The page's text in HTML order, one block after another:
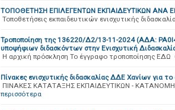
ΤΟΠΟΘΕΤΗΣΗ ΕΠΙΛΕΓΕΝΤΩΝ ΕΚΠΑΙΔΕΥΤΙΚΩΝ ΑΝΑ
Τοποθετήσεις εκπαιδευτικών ενισχυτικής
Τροποποίηση της 136220/Δ2/13-11-2024 (ΑΔΑ:
υποψήφιων διδασκόντων στην Ενισχυτική
Η αρχική πρόσκληση Το έγγραφο τροποποίησης ΕΔΩ
Πίνακες ενισχυτικής διδασκαλίας ΔΔΕ Χανίων για
ΠΙΝΑΚΕΣ ΚΑΤΑΤΑΞΗΣ ΕΚΠΑΙΔΕΥΤΙΚΩΝ -
περισσότερα